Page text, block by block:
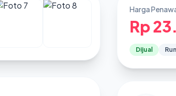
Harga
Rp
Dijual